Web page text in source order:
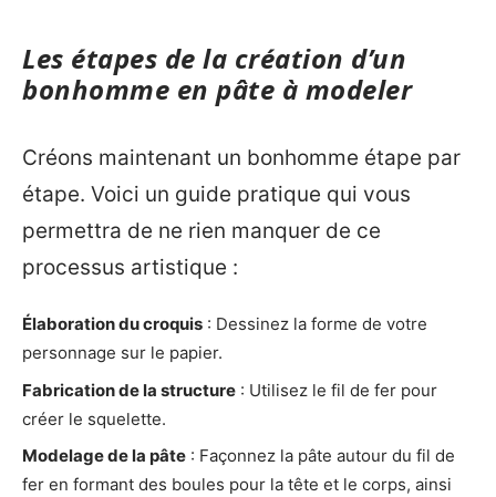
Les étapes de la création d’un
bonhomme en pâte à modeler
Créons maintenant un bonhomme étape par
étape. Voici un guide pratique qui vous
permettra de ne rien manquer de ce
processus artistique :
Élaboration du croquis : Dessinez la forme de votre
personnage sur le papier.
Fabrication de la structure : Utilisez le fil de fer pour
créer le squelette.
Modelage de la pâte : Façonnez la pâte autour du fil de
fer en formant des boules pour la tête et le corps, ainsi